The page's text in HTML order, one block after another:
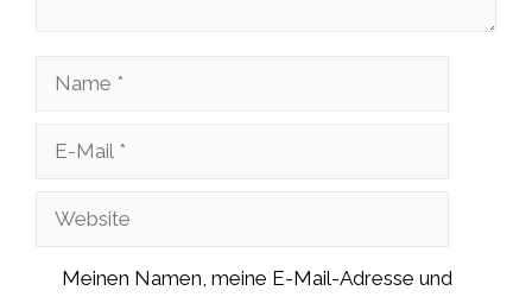
Name
Website
Meinen Namen, meine E-Mail-Adresse und